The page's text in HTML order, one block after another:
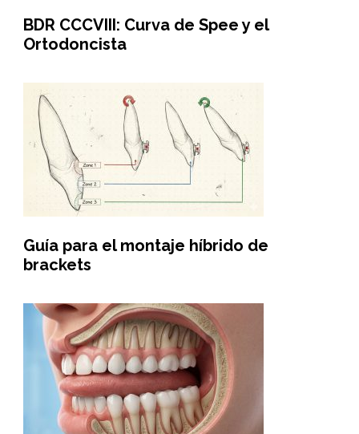
BDR CCCVIII: Curva de Spee y el
Ortodoncista
Guía para el montaje híbrido de
brackets